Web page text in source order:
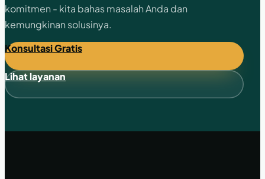
komitmen - kita bahas masalah Anda dan
kemungkinan solusinya.
Konsultasi Gratis
Lihat layanan